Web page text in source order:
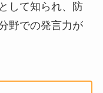
して知られ、防
野での発言力が